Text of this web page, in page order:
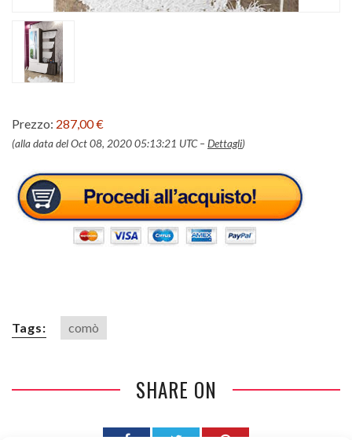
Prezzo: 287,00 €
(alla data del Oct 08, 2020 05:13:21 UTC – Dettagli)
Tags: comò
SHARE ON